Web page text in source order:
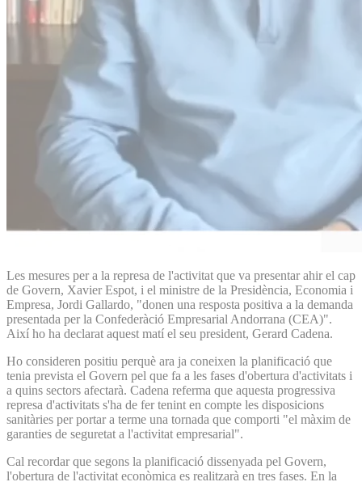
Les mesures per a la represa de l'activitat que va presentar ahir el cap
de Govern, Xavier Espot, i el ministre de la Presidència, Economia i
Empresa, Jordi Gallardo, "donen una resposta positiva a la demanda
presentada per la Confederàció Empresarial Andorrana (CEA)".
Així ho ha declarat aquest matí el seu president, Gerard Cadena.
Ho consideren positiu perquè ara ja coneixen la planificació que
tenia prevista el Govern pel que fa a les fases d'obertura d'activitats i
a quins sectors afectarà. Cadena referma que aquesta progressiva
represa d'activitats s'ha de fer tenint en compte les disposicions
sanitàries per portar a terme una tornada que comporti "el màxim de
garanties de seguretat a l'activitat empresarial".
Cal recordar que segons la planificació dissenyada pel Govern,
l'obertura de l'activitat econòmica es realitzarà en tres fases. En la